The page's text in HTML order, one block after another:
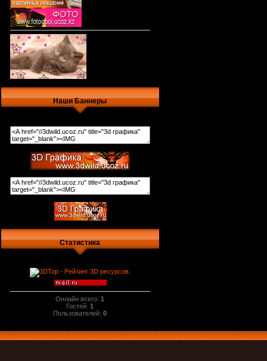
Наши Баннеры
Статистика
Онлайн всего:1
Гостей:1
Пользователей:0